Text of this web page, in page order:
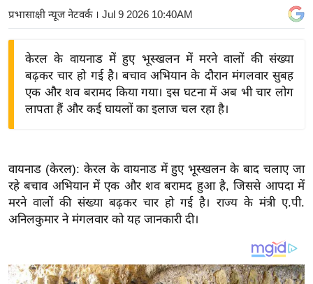
ज़
ने
द्यो
वि
शे
ष
य
प्रभासाक्षी न्यूज नेटवर्क। Jul 9 2026 10:40AM
केरल के वायनाड में हुए भूस्खलन में मरने वालों की संख्या
बढ़कर चार हो गई है। बचाव अभियान के दौरान मंगलवार सुबह
एक और शव बरामद किया गया। इस घटना में अब भी चार लोग
लापता हैं और कई घायलों का इलाज चल रहा है।
वायनाड (केरल): केरल के वायनाड में हुए भूस्खलन के बाद चलाए जा
रहे बचाव अभियान में एक और शव बरामद हुआ है, जिससे आपदा में
मरने वालों की संख्या बढ़कर चार हो गई है। राज्य के मंत्री ए.पी.
अनिलकुमार ने मंगलवार को यह जानकारी दी।